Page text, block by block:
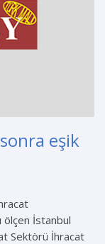
eşik
ölçen İstanbul
Sektörü İhracat